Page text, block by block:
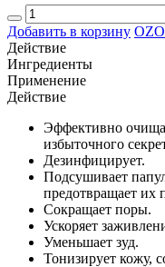
Добавить в корзину
Действие
Ингредиенты
Применение
Действие
Эффективно
избыточного
Дезинфицирует.
Подсушивает
предотвращает их
Сокращает поры.
Ускоряет
Уменьшает зуд.
Тонизирует кожу,